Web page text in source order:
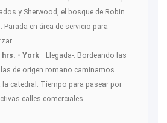
y Sherwood, el bosque de Robin
Parada en área de servicio para
hrs. - York –Llegada-. Bordeando las
de origen romano caminamos
la catedral. Tiempo para pasear por
calles comerciales.